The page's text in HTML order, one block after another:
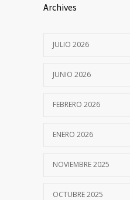
Archives
JULIO 2026
JUNIO 2026
FEBRERO 2026
ENERO 2026
NOVIEMBRE 2025
OCTUBRE 2025